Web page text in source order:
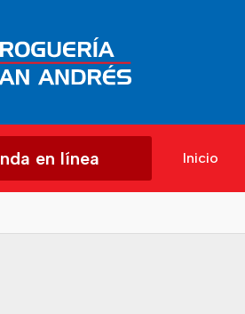
en línea Inicio